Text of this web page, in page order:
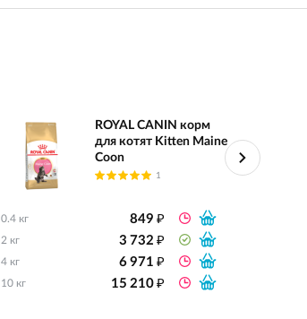
ROYAL CANIN корм
для котят Kitten Maine
Coon
1
0.4 кг 849₽
2 кг 3 732₽
4 кг 6 971₽
10 кг 15 210₽